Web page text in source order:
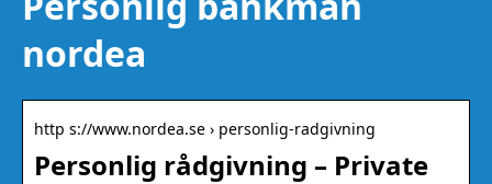
nordea
http s://www.nordea.se › personlig-radgivning
Personlig rådgivning – Private